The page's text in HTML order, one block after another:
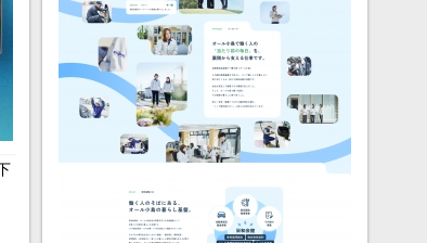
5张日本社Unisia控股公司！ : 9010604
企业展示 233
2026-03-17 踩29
38
收藏